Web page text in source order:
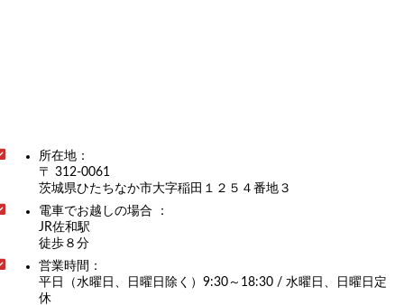
所在地：
〒 312-0061
茨城県ひたちなか市大字稲田１２５４番地３
電車でお越しの場合 ：
JR佐和駅
徒歩８分
営業時間：
平日（水曜日、日曜日除く）9:30～18:30 / 水曜日、日曜日定
休